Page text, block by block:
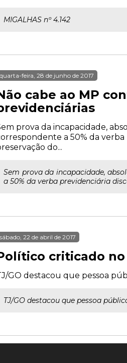
MIGALHAS nº 4.142
quarta-feira, 28 de junho de 2017
cabe ao MP
prova da incapacidade,
a 50% da
do...
Sem prova da incapacidade,
a 50% da verba previdenciária
sábado, 22 de abril de 2017
criticado
GO destacou que pessoa
TJ/GO destacou que pessoa